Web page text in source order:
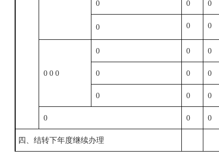
0 0 0
0 0 0
0 0 0
0 0 0
0 0 0
0 0 0
0 0 0
四、结转下年度继续办理